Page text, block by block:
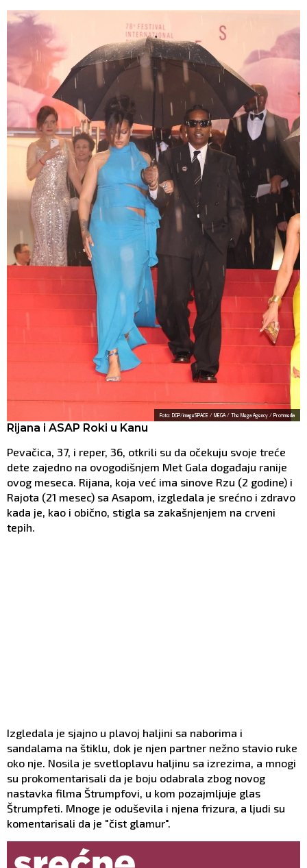
Foto: DGP/imageSPACE / MEGA / The Mega Agency / Profimedia
Rijana i ASAP Roki u Kanu
Pevačica, 37, i reper, 36, otkrili su da očekuju svoje treće
dete zajedno na ovogodišnjem Met Gala događaju ranije
ovog meseca. Rijana, koja već ima sinove Rzu (2 godine) i
Rajota (21 mesec) sa Asapom, izgledala je srećno i zdravo
kada je, kao i obično, stigla sa zakašnjenjem na crveni
tepih.
Izgledala je sjajno u plavoj haljini sa naborima i
sandalama na štiklu, dok je njen partner nežno stavio ruke
oko nje. Nosila je svetloplavu haljinu sa izrezima, a mnogi
su prokomentarisali da je boju odabrala zbog novog
nastavka filma Štrumpfovi, u kom pozajmljuje glas
Štrumpfeti. Mnoge je oduševila i njena frizura, a ljudi su
komentarisali da je "čist glamur".